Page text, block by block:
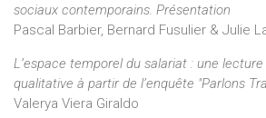
sociaux contemporains. Présentation
Pascal Barbier, Bernard Fusulier & Julie
L’espace temporel du salariat : une
qualitative à partir de l’enquête "Parlons
Valerya Viera Giraldo